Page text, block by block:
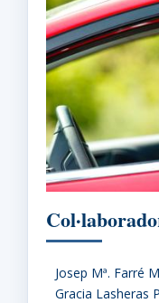
Josep Mª. Farré
Gracia Lasheras